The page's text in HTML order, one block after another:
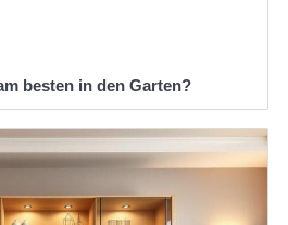
besten in den Garten?